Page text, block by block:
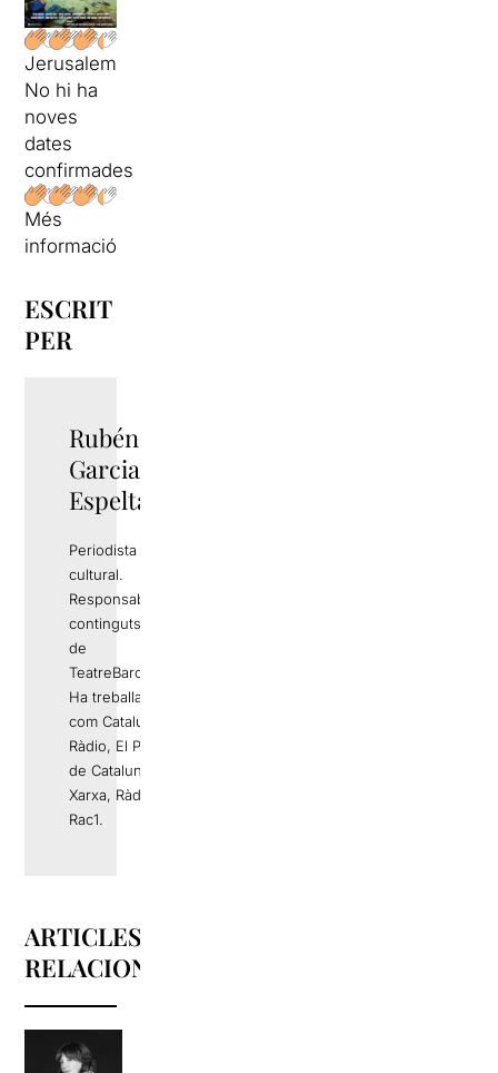
Jerusalem
No hi ha
noves
dates
confirmades
Més
informació
ESCRIT
PER
Rubén
Garcia
Espelta
Periodista i gestor
cultural.
Responsable de
continguts editorials
de
TeatreBarcelona.com
Ha treballat a mitjans
com Catalunya
Ràdio, El Periódico
de Catalunya, La
Xarxa, Ràdio 4 o
Rac1.
ARTICLES
RELACIONATS